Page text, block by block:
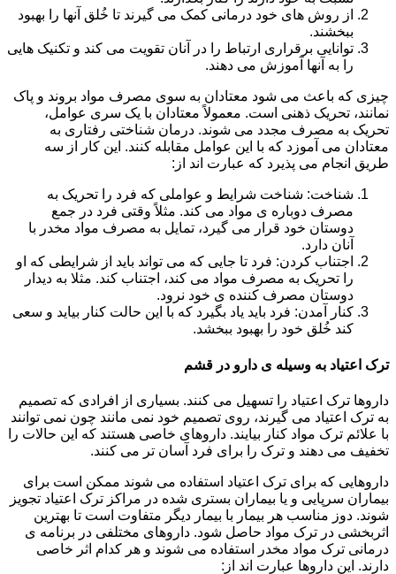
از روش های خود درمانی کمک می گیرند تا خُلق آنها را بهبود
ببخشند.
توانایی برقراری ارتباط را در آنان تقویت می کند و تکنیک هایی
را به آنها آموزش می دهند.
چیزی که باعث می شود معتادان به سوی مصرف مواد بروند و پاک
نمانند، تحریک ذهنی است. معمولاً معتادان با یک سری عوامل،
تحریک به مصرف مجدد می شوند. درمان شناختی رفتاری به
معتادان می آموزد که با این عوامل مقابله کنند. این کار از سه
طریق انجام می پذیرد که عبارت اند از:
شناخت: شناخت شرایط و عواملی که فرد را تحریک به
مصرف دوباره ی مواد می کند. مثلاً وقتی فرد در جمع
دوستان خود قرار می گیرد، تمایل به مصرف مواد مخدر با
آنان دارد.
اجتناب کردن: فرد تا جایی که می تواند باید از شرایطی که او
را تحریک به مصرف مواد می کند، اجتناب کند. مثلا به دیدار
دوستان مصرف کننده ی خود نرود.
کنار آمدن: فرد باید یاد بگیرد که با این حالت کنار بیاید و سعی
کند خُلق خود را بهبود ببخشد.
ترک اعتیاد به وسیله ی دارو در قشم
داروها ترک اعتیاد را تسهیل می کنند. بسیاری از افرادی که تصمیم
به ترک اعتیاد می گیرند، روی تصمیم خود نمی مانند چون نمی توانند
با علائم ترک مواد کنار بیایند. داروهای خاصی هستند که این حالات را
تخفیف می دهند و ترک را برای فرد آسان تر می کنند.
داروهایی که برای ترک اعتیاد استفاده می شوند ممکن است برای
بیماران سرپایی و یا بیماران بستری شده در مراکز ترک اعتیاد تجویز
شوند. دوز مناسب هر بیمار با بیمار دیگر متفاوت است تا بهترین
اثربخشی در ترک مواد حاصل شود. داروهای مختلفی در برنامه ی
درمانی ترک مواد مخدر استفاده می شوند و هر کدام اثر خاصی
دارند. این داروها عبارت اند از: